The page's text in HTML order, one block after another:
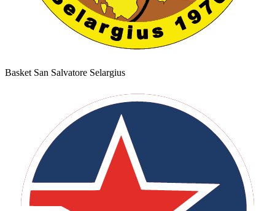
Basket San Salvatore Selargius